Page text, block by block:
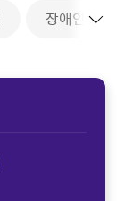
장애인전용